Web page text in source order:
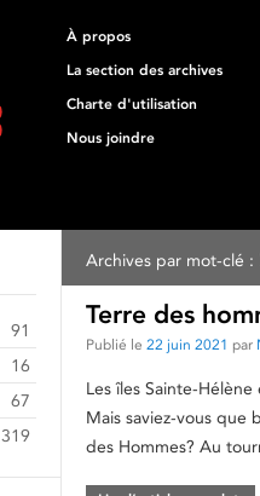
À propos
La section des archives
Charte d'utilisation
Nous joindre
Archives par mot-clé :
Terre des
Publié le 22 juin 2021 par
Les îles Sainte-
Mais saviez-vous que
des Hommes? Au
91
16
67
319